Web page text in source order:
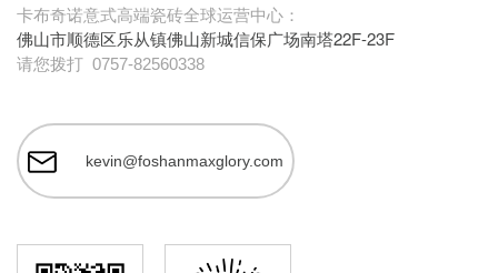
卡布奇诺意式高端瓷砖全球运营中心：
佛山市顺德区乐从镇佛山新城信保广场南塔22F-23F
请您拨打 0757-82560338
kevin@foshanmaxglory.com